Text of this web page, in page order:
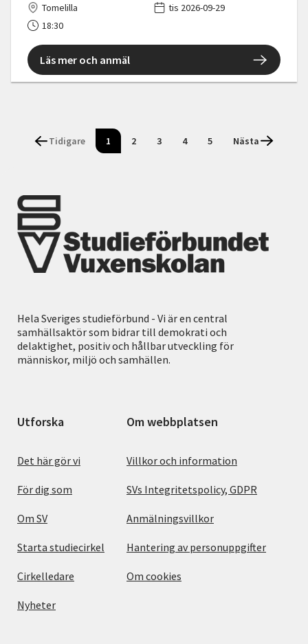
Tomelilla
tis 2026-09-29
18:30
Läs mer och anmäl
Tidigare 1 2 3 4 5 Nästa
Hela Sveriges studieförbund - Vi är en central
samhällsaktör som bidrar till demokrati och
delaktighet, positiv och hållbar utveckling för
människor, miljö och samhällen.
Utforska
Det här gör vi
För dig som
Om SV
Starta studiecirkel
Cirkelledare
Nyheter
Om webbplatsen
Villkor och information
SVs Integritetspolicy, GDPR
Anmälningsvillkor
Hantering av personuppgifter
Om cookies